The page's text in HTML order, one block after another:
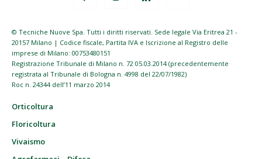
© Tecniche Nuove Spa. Tutti i diritti riservati. Sede legale Via Eritrea 21 -
20157 Milano | Codice fiscale, Partita IVA e Iscrizione al Registro delle
imprese di Milano: 00753480151
Registrazione Tribunale di Milano n. 72 05.03.2014 (precedentemente
registrata al Tribunale di Bologna n. 4998 del 22/07/1982)
Roc n. 24344 dell’11 marzo 2014
Orticoltura
Floricoltura
Vivaismo